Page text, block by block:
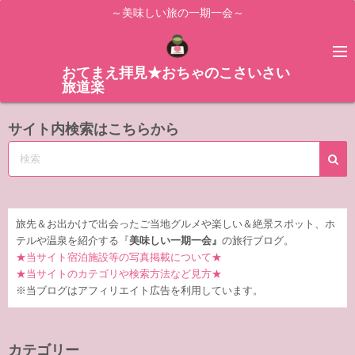
ス
ッ
～美味しい旅の一期一会～
おてまえ拝見★おちゃのこさいさい
旅道楽
サイト内検索はこちらから
旅先＆お出かけで出会ったご当地グルメや楽しい＆絶景スポット、ホ
テルや温泉を紹介する『 美味しい一期一会』 の旅行ブログ。
★当サイト宿泊施設等の写真掲載について★
★当サイトのカテゴリや検索方法など見方★
※当ブログはアフィリエイト広告を利用しています。
カテゴリー